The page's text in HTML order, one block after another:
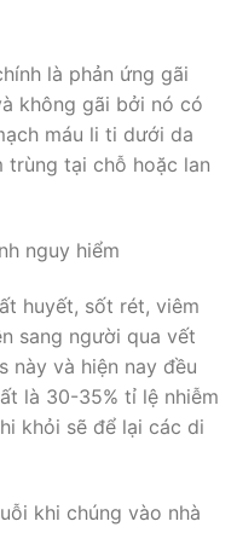
là phản ứng gãi
không gãi bởi nó có
máu li ti dưới da
trùng tại chỗ hoặc lan
nguy hiểm
huyết, sốt rét, viêm
sang người qua vết
này và hiện nay đều
là 30-35% tỉ lệ nhiễm
khỏi sẽ để lại các di
khi chúng vào nhà